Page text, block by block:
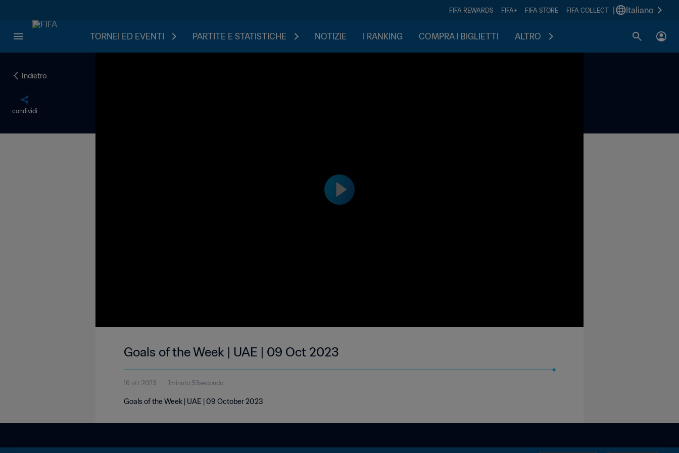
FIFA REWARDS FIFA+ FIFA STORE FIFA COLLECT Italiano
TORNEI ED EVENTI PARTITE E STATISTICHE NOTIZIE I RANKING COMPRA I BIGLIETTI ALTRO
Indietro
condividi
Goals of the Week | UAE | 09 Oct 2023
16 ott 2023 1minuto 53secondo
Goals of the Week | UAE | 09 October 2023